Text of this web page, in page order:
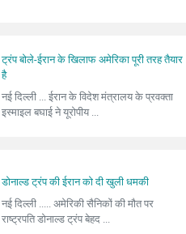
ट्रंप बोले-ईरान के खिलाफ अमेरिका पूरी तरह तैयार
है
नई दिल्ली ... ईरान के विदेश मंत्रालय के प्रवक्ता
इस्माइल बघाई ने यूरोपीय ...
डोनाल्ड ट्रंप की ईरान को दी खुली धमकी
नई दिल्ली ..... अमेरिकी सैनिकों की मौत पर
राष्ट्रपति डोनाल्ड ट्रंप बेहद ...